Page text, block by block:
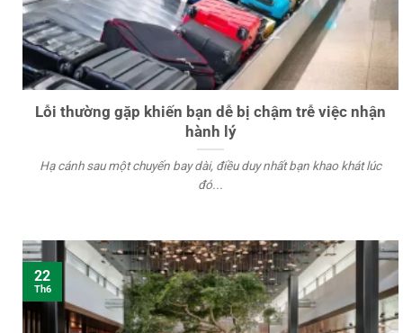
Lỗi thường gặp khiến bạn dễ bị chậm trễ việc nhận
hành lý
Hạ cánh sau một chuyến bay dài, điều duy nhất bạn khao khát lúc
đó...
22
Th6